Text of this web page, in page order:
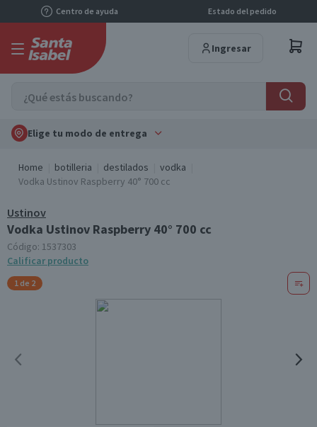
Centro de ayuda Estado del pedido
Ingresar
Elige tu modo de entrega
Home botilleria destilados
vodka
Vodka Ustinov Raspberry 40° 700 cc
Ustinov
Vodka Ustinov Raspberry 40° 700 cc
Código: 1537303
Calificar producto
1 de 2